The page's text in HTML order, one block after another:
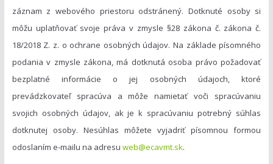
záznam z webového priestoru odstránený. Dotknuté osoby si
môžu uplatňovať svoje práva v zmysle §28 zákona č. zákona č.
18/2018 Z. z. o ochrane osobných údajov. Na základe písomného
podania v zmysle zákona, má dotknutá osoba právo požadovať
bezplatné informácie o jej osobných údajoch, ktoré
prevádzkovateľ spracúva a môže namietať voči spracúvaniu
svojich osobných údajov, ak je k spracúvaniu potrebný súhlas
dotknutej osoby. Nesúhlas môžete vyjadriť písomnou formou
odoslaním e-mailu na adresu web@ecavmt.sk.